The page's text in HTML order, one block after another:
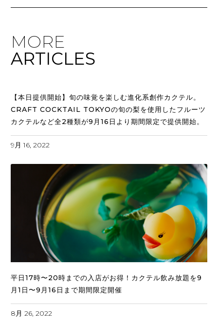
MORE
ARTICLES
【本日提供開始】旬の味覚を楽しむ進化系創作カクテル。
CRAFT COCKTAIL TOKYOの旬の梨を使用したフルーツ
カクテルなど全2種類が9月16日より期間限定で提供開始。
9月 16, 2022
平日17時〜20時までの入店がお得！カクテル飲み放題を9
月1日〜9月16日まで期間限定開催
8月 26, 2022